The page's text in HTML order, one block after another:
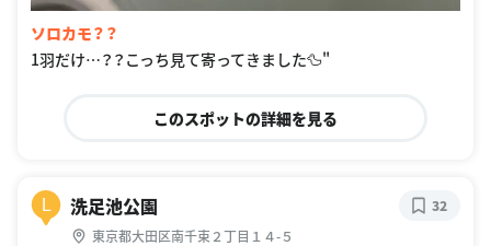
ソロカモ？？
1羽だけ…？？こっち見て寄ってきました🦆"
このスポットの詳細を見る
L 洗足池公園
東京都大田区南千束２丁目１４-５
32